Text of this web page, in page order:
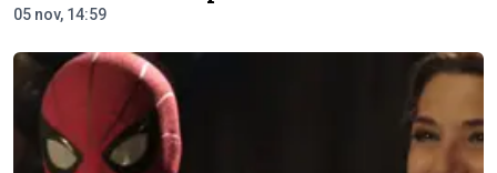
05 nov, 14:59